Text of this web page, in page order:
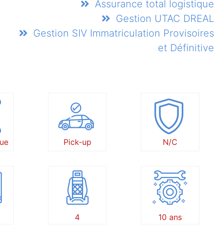
Assurance total logistique
Gestion UTAC DREAL
Gestion SIV Immatriculation Provisoires
et Définitive
Pick-up N/C
4 10 ans